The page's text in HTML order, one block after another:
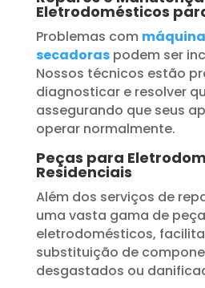
Eletrodomésticos
Problemas com
secadoraspodem ser
Nossos técnicos estão
diagnosticar e resolver
assegurando que seus
operar normalmente.
Peças para
Residenciais
Além dos serviços de
uma vasta gama de
eletrodomésticos,
substituição de
desgastados ou